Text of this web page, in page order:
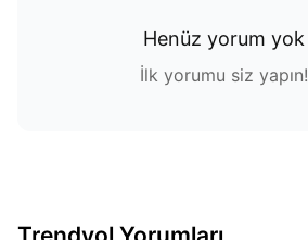
Henüz yorum yok
İlk yorumu siz yapın!